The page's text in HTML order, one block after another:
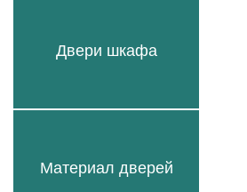
Двери шкафа
Материал дверей